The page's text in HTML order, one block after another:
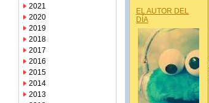
2021
2020
2019
2018
2017
2016
2015
2014
2013
EL AUTOR DEL
DÍA